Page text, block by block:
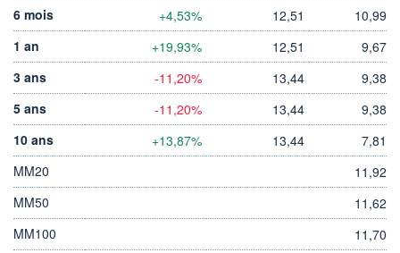
6 mois
+4,53% 12,51
10,99
1 an
+19,93% 12,51
9,67
3 ans
-11,20% 13,44
9,38
5 ans
-11,20% 13,44
9,38
10 ans
+13,87% 13,44
7,81
MM20
11,92
MM50
11,62
MM100
11,70